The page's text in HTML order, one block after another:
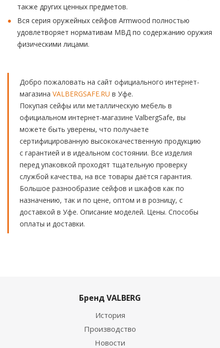
также других ценных предметов.
Вся серия оружейных сейфов Armwood полностью
удовлетворяет нормативам МВД по содержанию оружия
физическими лицами.
Добро пожаловать на сайт официального интернет-
магазина VALBERGSAFE.RU в Уфе.
Покупая сейфы или металлическую мебель в
официальном интернет-магазине ValbergSafe, вы
можете быть уверены, что получаете
сертифицированную высококачественную продукцию
с гарантией и в идеальном состоянии. Все изделия
перед упаковкой проходят тщательную проверку
службой качества, на все товары даётся гарантия.
Большое разнообразие сейфов и шкафов как по
назначению, так и по цене, оптом и в розницу, с
доставкой в Уфе. Описание моделей. Цены. Способы
оплаты и доставки.
Бренд VALBERG
История
Производство
Новости